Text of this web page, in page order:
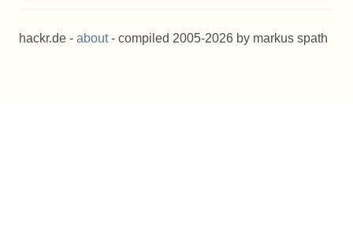
hackr.de - about- compiled 2005-2026 by markus spath